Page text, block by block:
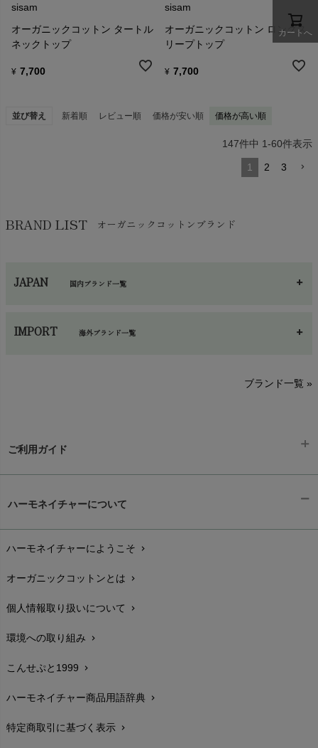
sisam
オーガニックコットン タートル
ネックトップ
¥ 7,700
sisam
オーガニックコットン ロングス
リープトップ
¥ 7,700
並び替え 新着順 レビュー順 価格が安い順 価格が高い順
147件中 1-60件表示
1 2 3
BRAND LIST オーガニックコットンブランド
JAPAN 国内ブランド一覧
生活アートクラブ
nanadecor（ナナデェコール）
ぬくぐるみ工房
Haruulala（ハルウララ）
Pantyliners Organics（パンティライナーズ）
plantia（プランティア）
PRISTINE（プリスティン）
IMPORT海外ブランド一覧
kidscase（キッズケース）
LITTLE INDIANS（リトルインディアンズ）
maggies（マギーズ）
MAINIO（マイニオ）
MAUD N LIL（モード・ン・リル）
maxomorra（マクソモーラ）
Molo（モロ）
My Little Cozmo（マイリトルコズモ）
NATURAPURA（ナチュラプラ）
ブランド一覧 »
カートへ
ご利用ガイド
配送と送料chevron_right
在庫状況と発送予定chevron_right
サイズ・寸法chevron_right
生地・素材chevron_right
お手入れについて
レビューを書こうchevron_right
返品交換chevron_right
ハーモネイチャーについて
ハーモネイチャーにようこそ chevron_right
オーガニックコットンとは chevron_right
個人情報取り扱いについて chevron_right
環境への取り組み chevron_right
こんせぷと1999 chevron_right
ハーモネイチャー商品用語辞典 chevron_right
特定商取引に基づく表示 chevron_right